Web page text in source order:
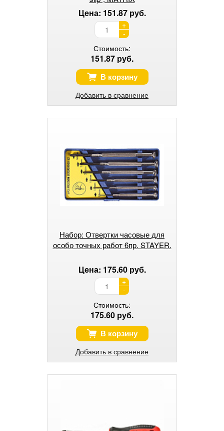
Цена: 151.87 руб.
+
-
Стоимость:
151.87 руб.
В корзину
Добавить в сравнение
Набор: Отвертки часовые для
особо точных работ 6пр. STAYER.
Цена: 175.60 руб.
+
-
Стоимость:
175.60 руб.
В корзину
Добавить в сравнение